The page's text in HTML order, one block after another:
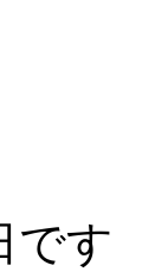
です